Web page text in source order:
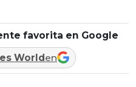
favorita en Google
Worlden